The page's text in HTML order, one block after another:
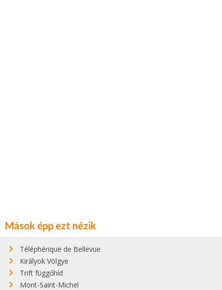
Mások épp ezt nézik
Téléphérique de Bellevue
Királyok Völgye
Trift függőhíd
Mont-Saint-Michel